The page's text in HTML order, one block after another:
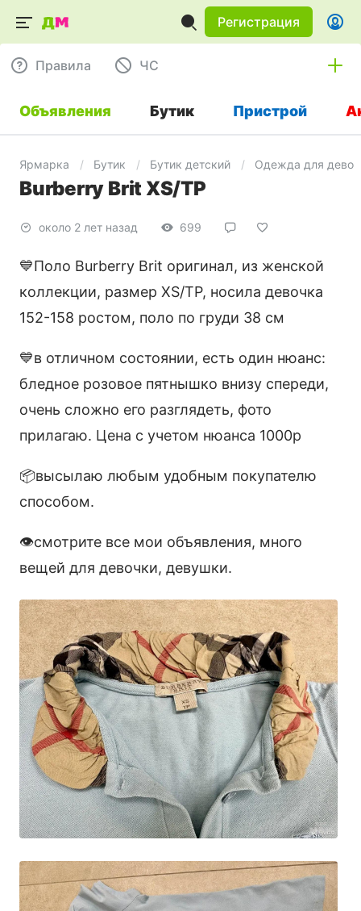
Регистрация
Правила ЧC
Объявления Бутик Пристрой
Ярмарка Бутик Бутик детский Одежда для
Burberry Brit XS/TP
около 2 лет назад 699
💙Поло Burberry Brit оригинал, из женской
коллекции, размер XS/TP, носила девочка
152-158 ростом, поло по груди 38 см
💙в отличном состоянии, есть один нюанс:
бледное розовое пятнышко внизу спереди,
очень сложно его разглядеть, фото
прилагаю. Цена с учетом нюанса 1000р
📦высылаю любым удобным покупателю
способом.
👁️смотрите все мои объявления, много
вещей для девочки, девушки.